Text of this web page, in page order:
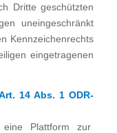
Dritte geschützten
uneingeschränkt
Kennzeichenrechts
eingetragenen
14 Abs. 1 ODR-
eine Plattform zur